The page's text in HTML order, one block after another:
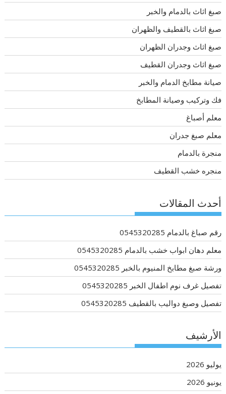
صبغ اثاث بالدمام والخبر
صبغ اثاث بالقطيف والظهران
صبغ اثاث وجدران الظهران
صبغ اثاث وجدران القطيف
صيانة مطابخ الدمام والخبر
فك وتركيب وصيانة المطابخ
معلم أصباغ
معلم صبغ جدران
منجرة بالدمام
منجره خشب القطيف
أحدث المقالات
رقم صباغ بالدمام 0545320285
معلم دهان ابواب خشب بالدمام 0545320285
ورشة صبغ مطابخ المنيوم بالخبر 0545320285
تفصيل غرف نوم اطفال الخبر 0545320285
تفصيل وصبغ دواليب بالقطيف 0545320285
الأرشيف
يوليو 2026
يونيو 2026